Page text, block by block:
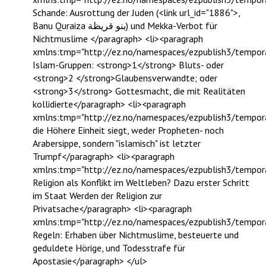
Schande: Ausrottung der Juden (<link url_id="1886">,
Banu Quraiza ‏بنو قريظة‎) und Mekka-Verbot für
Nichtmuslime </paragraph> <li><paragraph
xmlns:tmp="http://ez.no/namespaces/ezpublish3/
Islam-Gruppen: <strong>1</strong> Bluts- oder
<strong>2 </strong>Glaubensverwandte; oder
<strong>3</strong> Gottesmacht, die mit Realitäten
kollidierte</paragraph> <li><paragraph
xmlns:tmp="http://ez.no/namespaces/ezpublish3/
die Höhere Einheit siegt, weder Propheten- noch
Arabersippe, sondern "islamisch" ist letzter
Trumpf</paragraph> <li><paragraph
xmlns:tmp="http://ez.no/namespaces/ezpublish3/
Religion als Konflikt im Weltleben? Dazu erster Schritt
im Staat Werden der Religion zur
Privatsache</paragraph> <li><paragraph
xmlns:tmp="http://ez.no/namespaces/ezpublish3/
Regeln: Erhaben über Nichtmuslime, besteuerte und
geduldete Hörige, und Todesstrafe für
Apostasie</paragraph> </ul>